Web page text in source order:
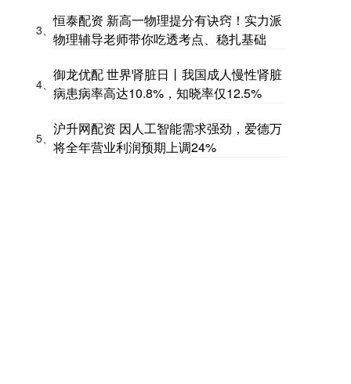
3、
恒泰配资 新高一物理提分有诀窍！实力派
物理辅导老师带你吃透考点、稳扎基础
4、
御龙优配 世界肾脏日丨我国成人慢性肾脏
病患病率高达10.8%，知晓率仅12.5%
5、
沪升网配资 因人工智能需求强劲，爱德万
将全年营业利润预期上调24%